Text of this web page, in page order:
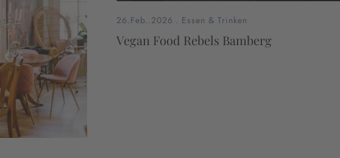
26.Feb..2026 . Essen & Trinken
Vegan Food Rebels Bamberg